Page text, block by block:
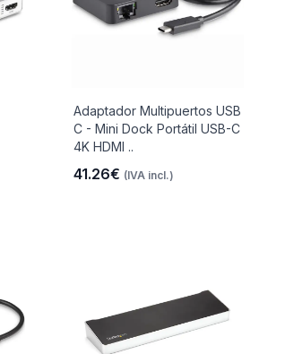
Adaptador Multipuertos USB
C - Mini Dock Portátil USB-C
4K HDMI ..
41.26€ (IVA incl.)